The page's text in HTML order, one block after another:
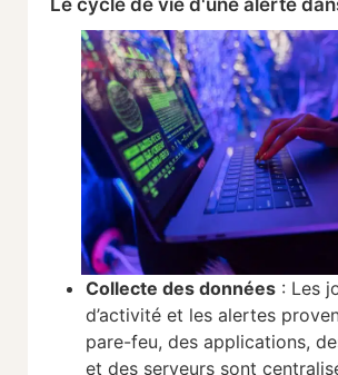
Collecte des données : Les
d’activité et les alertes
pare-feu, des applications,
et des serveurs sont